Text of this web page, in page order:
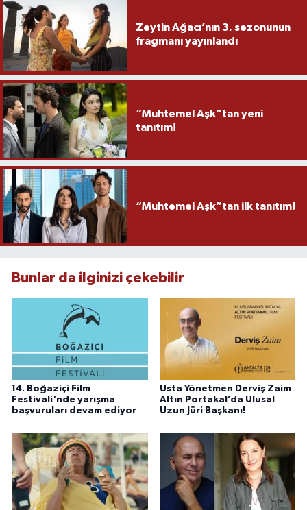
Zeytin Ağacı’nın 3. sezonunun
fragmanı yayınlandı
“Muhtemel Aşk”tan yeni
tanıtım!
“Muhtemel Aşk”tan ilk tanıtım!
Bunlar da ilginizi çekebilir
14. Boğaziçi Film
Festivali'nde yarışma
başvuruları devam ediyor
Usta Yönetmen Derviş Zaim
Altın Portakal’da Ulusal
Uzun Jüri Başkanı!